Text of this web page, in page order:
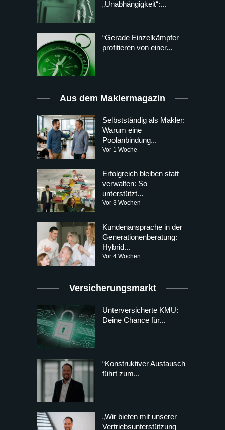
„Unabhängigkeit“:...
“Gerade Einzelkämpfer
profitieren von einer...
Aus dem Maklermagazin
Selbstständig als Makler:
Warum eine
Poolanbindung...
Vor 1 Woche
Erfolgreich bleiben statt
verwalten: So
unterstützt...
Vor 3 Wochen
Kundenansprache in der
Generationenberatung:
Hybrid...
Vor 4 Wochen
Versicherungsmarkt
Unterversicherte KMU:
Deine Chance für...
“Konstruktiver Austausch
führt zum...
„Wir bieten mit unserer
Vertriebsunterstützung